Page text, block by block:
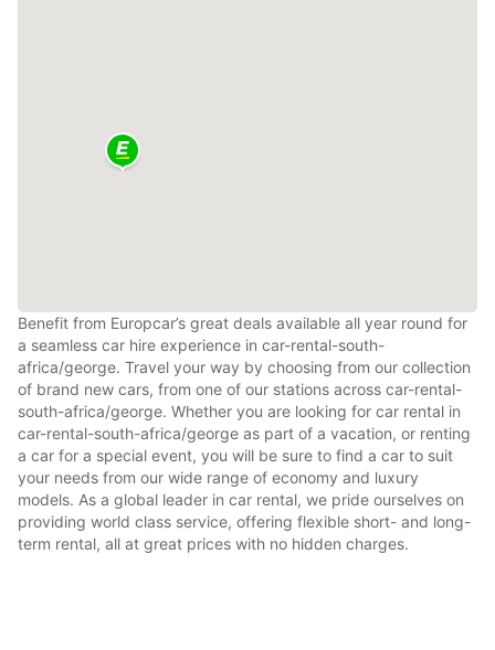
Benefit from Europcar’s great deals available all year round for
a seamless car hire experience in car-rental-south-
africa/george. Travel your way by choosing from our collection
of brand new cars, from one of our stations across car-rental-
south-africa/george. Whether you are looking for car rental in
car-rental-south-africa/george as part of a vacation, or renting
a car for a special event, you will be sure to find a car to suit
your needs from our wide range of economy and luxury
models. As a global leader in car rental, we pride ourselves on
providing world class service, offering flexible short- and long-
term rental, all at great prices with no hidden charges.